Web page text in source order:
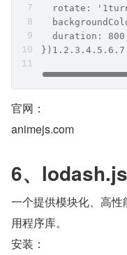
rotate:
duration: 800
官网：
animejs.com
6、lodash.js
一个提供模块化、高
用程序库。
安装：